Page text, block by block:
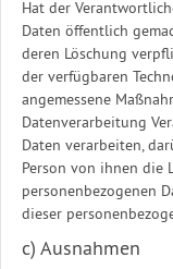
Hat der
Daten öffentlich
deren Löschung
der verfügbaren
angemessene
Datenverarbeitung
Daten verarbeiten,
Person von ihnen die
personenbezogenen
dieser
c) Ausnahmen